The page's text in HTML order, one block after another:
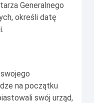
Generalnego
określi datę
na początku
swój urząd,